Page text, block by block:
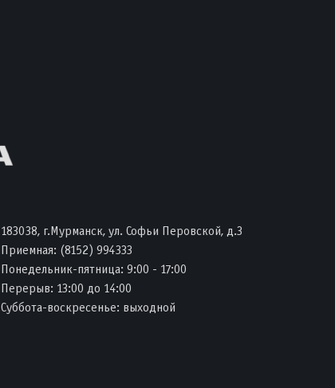
183038, г.Мурманск, ул. Софьи Перовской, д.3
Приемная: (8152) 994333
Понедельник-пятница: 9:00 - 17:00
Перерыв: 13:00 до 14:00
Суббота-воскресенье: выходной